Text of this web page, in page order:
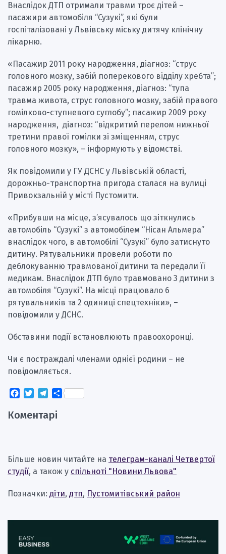
Внаслідок ДТП отримали травми троє дітей –
пасажири автомобіля “Сузукі”, які були
госпіталізовані у Львівську міську дитячу клінічну
лікарню.
«Пасажир 2011 року народження, діагноз: “струс
головного мозку, забій поперекового відділу хребта”;
пасажир 2005 року народження, діагноз: “тупа
травма живота, струс головного мозку, забій правого
гомілково-ступневого суглобу”; пасажир 2009 року
народження, діагноз: “відкритий перелом нижньої
третини правої гомілки зі зміщенням, струс
головного мозку», – інформують у відомстві.
Як повідомили у ГУ ДСНС у Львівській області,
дорожньо-транспортна пригода сталася на вулиці
Привокзальній у місті Пустомити.
«Прибувши на місце, з’ясувалось що зіткнулись
автомобіль “Сузукі” з автомобілем “Нісан Альмерa”
внаслідок чого, в автомобілі “Сузукі” було затиснуто
дитину. Рятувальники провели роботи по
деблокуванню травмованої дитини та передали її
медикам. Внаслідок ДТП було травмовано 3 дитини з
автомобіля “Сузукі”. На місці працювало 6
рятувальників та 2 одиниці спецтехніки», –
повідомили у ДСНС.
Обставини події встановлюють правоохоронці.
Чи є постраждалі членами однієї родини – не
повідомляється.
Facebook
TwitterTelegram
Поділитися
Коментарі
Більше новин читайте на телеграм-каналі Четвертої
студії, а також у спільноті "Новини Львова"
Позначки: діти, дтп, Пустомитівський район